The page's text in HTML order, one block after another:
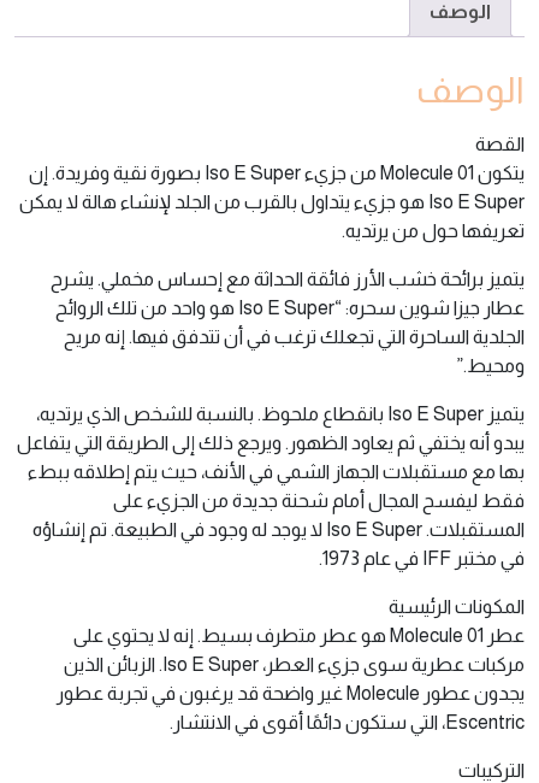
الوصف
الوصف
القصة
يتكون Molecule 01 من جزيء Iso E Super بصورة نقية وفريدة. إن
Iso E Super هو جزيء يتداول بالقرب من الجلد لإنشاء هالة لا يمكن
تعريفها حول من يرتديه.
يتميز برائحة خشب الأرز فائقة الحداثة مع إحساس مخملي. يشرح
عطار جيزا شوين سحره: “Iso E Super هو واحد من تلك الروائح
الجلدية الساحرة التي تجعلك ترغب في أن تتدفق فيها. إنه مريح
ومحيط.”
يتميز Iso E Super بانقطاع ملحوظ. بالنسبة للشخص الذي يرتديه،
يبدو أنه يختفي ثم يعاود الظهور. ويرجع ذلك إلى الطريقة التي يتفاعل
بها مع مستقبلات الجهاز الشمي في الأنف، حيث يتم إطلاقه ببطء
فقط ليفسح المجال أمام شحنة جديدة من الجزيء على
المستقبلات. Iso E Super لا يوجد له وجود في الطبيعة. تم إنشاؤه
في مختبر IFF في عام 1973.
المكونات الرئيسية
عطر Molecule 01 هو عطر متطرف بسيط. إنه لا يحتوي على
مركبات عطرية سوى جزيء العطر، Iso E Super. الزبائن الذين
يجدون عطور Molecule غير واضحة قد يرغبون في تجربة عطور
Escentric، التي ستكون دائمًا أقوى في الانتشار.
التركيبات